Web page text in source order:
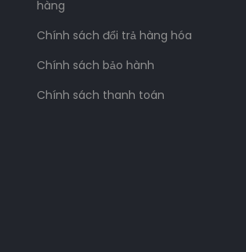
hàng
Chính sách đổi trả hàng hóa
Chính sách bảo hành
Chính sách thanh toán